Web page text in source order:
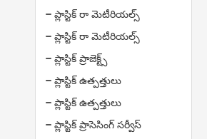
ప్లాస్టిక్ రా మెటీరియల్స్
ప్లాస్టిక్ రా మెటీరియల్స్
ప్లాస్టిక్ ప్రాజెక్ట్స్
ప్లాస్టిక్ ఉత్పత్తులు
ప్లాస్టిక్ ఉత్పత్తులు
ప్లాస్టిక్ ప్రాసెసింగ్ సర్వీస్